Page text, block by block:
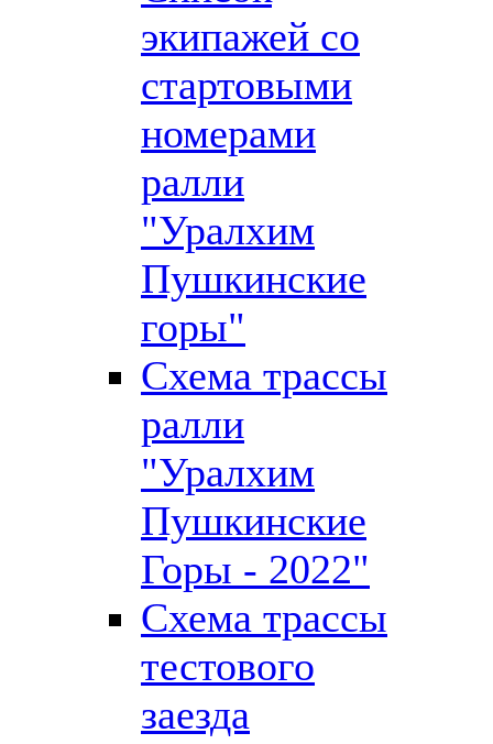
экипажей со
стартовыми
номерами
ралли
"Уралхим
Пушкинские
горы"
Схема трассы
ралли
"Уралхим
Пушкинские
Горы - 2022"
Схема трассы
тестового
заезда